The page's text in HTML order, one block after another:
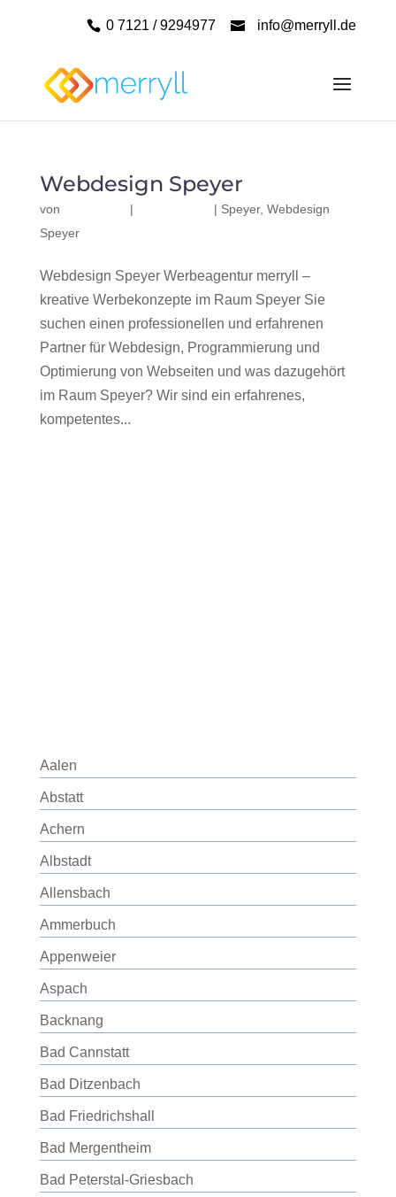
0 7121 / 9294977 info@merryll.de
Webdesign Speyer
von | | Speyer, Webdesign
Speyer
Webdesign Speyer Werbeagentur merryll –
kreative Werbekonzepte im Raum Speyer Sie
suchen einen professionellen und erfahrenen
Partner für Webdesign, Programmierung und
Optimierung von Webseiten und was dazugehört
im Raum Speyer? Wir sind ein erfahrenes,
kompetentes...
Aalen
Abstatt
Achern
Albstadt
Allensbach
Ammerbuch
Appenweier
Aspach
Backnang
Bad Cannstatt
Bad Ditzenbach
Bad Friedrichshall
Bad Mergentheim
Bad Peterstal-Griesbach